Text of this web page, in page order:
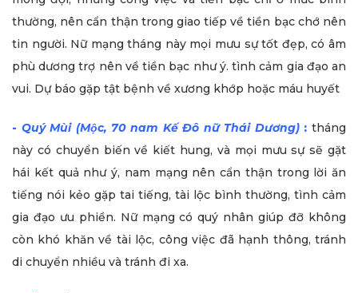
thường, nên cẩn thận trong giao tiếp về tiền bạc chớ nên
tin người. Nữ mạng tháng này mọi mưu sự tốt đẹp, có âm
phù dương trợ nên về tiền bạc như ý. tình cảm gia đạo an
vui. Dự báo gặp tật bệnh về xương khớp hoặc máu huyết
- Quý Mùi (Mộc, 70 nam Kế Đô nữ Thái Dương) : tháng
này có chuyển biến về kiết hung, và mọi mưu sự sẽ gặt
hái kết quả như ý, nam mạng nên cẩn thận trong lời ăn
tiếng nói kẻo gặp tai tiếng, tài lộc bình thường, tình cảm
gia đạo ưu phiền. Nữ mạng có quý nhân giúp đỡ không
còn khó khăn về tài lộc, công việc đã hạnh thông, tránh
di chuyển nhiều và tránh đi xa.